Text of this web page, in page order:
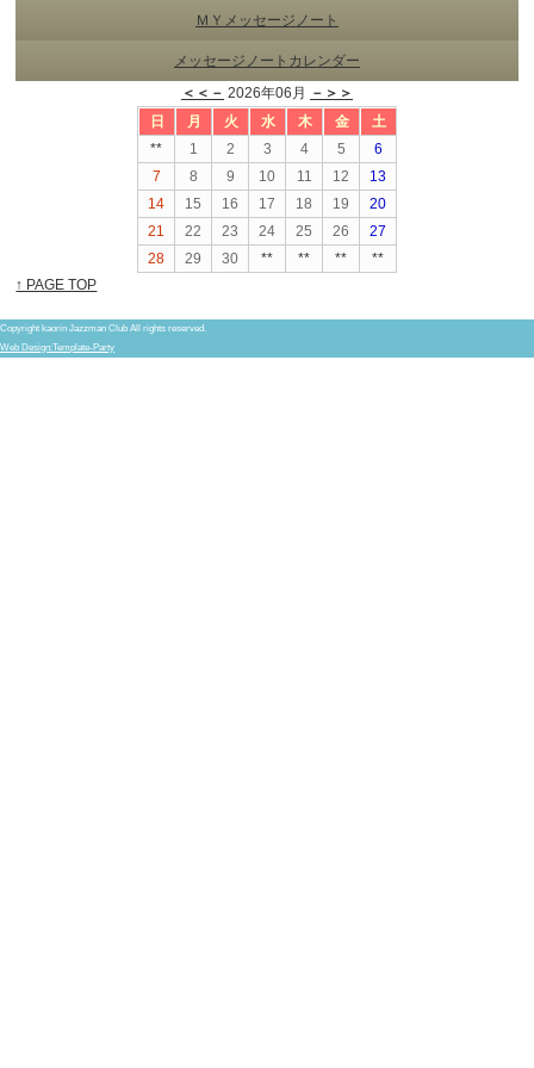
ＭＹメッセージノート
メッセージノートカレンダー
＜＜－ 2026年06月
－＞＞
日
月 火 水 木 金
土
**
1 2 3 4 5
6
7
8 9 10 11 12
13
14
15 16 17 18 19
20
21
22 23 24 25 26
27
28
29 30 ** ** **
**
↑ PAGE TOP
Copyright kaorin Jazzman Club All rights reserved.
Web Design:Template-Party